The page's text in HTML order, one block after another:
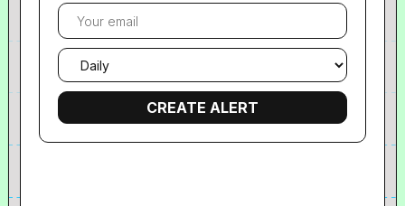
Your
email
Email
frequency